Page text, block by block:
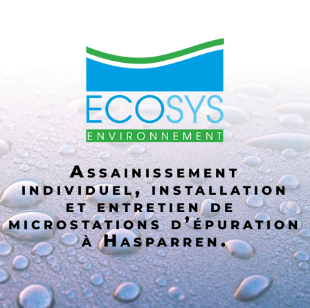
Assainissement
individuel, installation
et entretien de
microstations d’épuration
à Hasparren.